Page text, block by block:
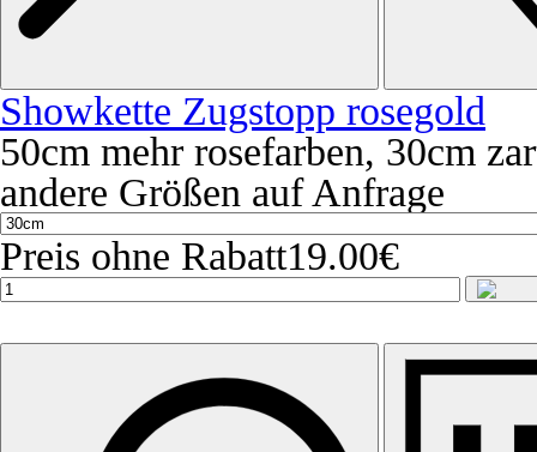
Showkette Zugstopp rosegold
50cm mehr rosefarben, 30cm
andere Größen auf Anfrage
Preis ohne Rabatt19.00€